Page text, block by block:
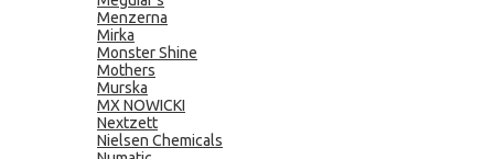
Menzerna
Mirka
Monster Shine
Mothers
Murska
MX NOWICKI
Nextzett
Nielsen Chemicals